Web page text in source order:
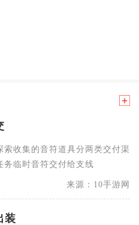
索收集的音符道具分两类交付渠
务临时音符交付给支线
来源：10手游网
装